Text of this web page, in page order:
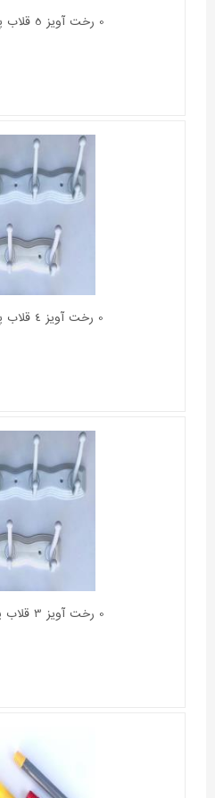
0 رخت آویز 5 قلاب پلاستیکی آفتاب
0 رخت آویز 4 قلاب پلاستیکی آفتاب
0 رخت آویز 3 قلاب پلاستیکی آفتاب